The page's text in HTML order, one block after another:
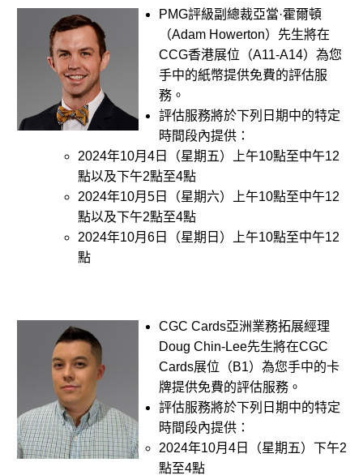
PMG評級副總裁亞當·霍爾頓
（Adam Howerton）先生將在
CCG香港展位（A11-A14）為您
手中的紙幣提供免費的評估服
務。
評估服務將於下列日期中的特定
時間段內提供：
2024年10月4日（星期五）上午10點至中午12
點以及下午2點至4點
2024年10月5日（星期六）上午10點至中午12
點以及下午2點至4點
2024年10月6日（星期日）上午10點至中午12
點
CGC Cards亞洲業務拓展經理
Doug Chin-Lee先生將在CGC
Cards展位（B1）為您手中的卡
牌提供免費的評估服務。
評估服務將於下列日期中的特定
時間段內提供：
2024年10月4日（星期五）下午2
點至4點